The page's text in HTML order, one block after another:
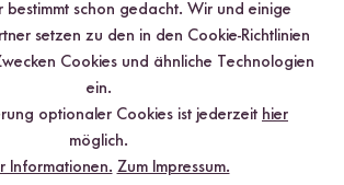
aus unseren bunten Kochwelten
bis hin zu Desserts
bestimmt schon gedacht. Wir und einige
setzen zu den in den Cookie-Richtlinien
Cookies und ähnliche Technologien
ein.
optionaler Cookies ist jederzeit hier
möglich.
Informationen. Zum Impressum.